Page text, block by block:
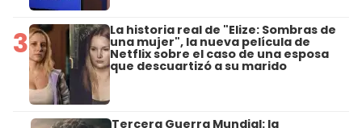
3 La historia real de "Elize: Sombras de
una mujer", la nueva película de
Netflix sobre el caso de una esposa
que descuartizó a su marido
Tercera Guerra Mundial: la